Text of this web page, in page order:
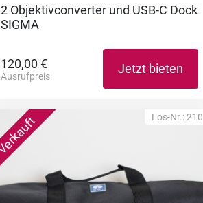
2 Objektivconverter und USB-C Dock
SIGMA
120,00 €
Ausrufpreis
Jetzt bieten
Los-Nr.: 210